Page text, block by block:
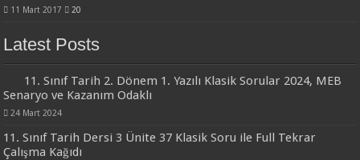
11 Mart 2017 20
Latest Posts
11. Sınıf Tarih 2. Dönem 1. Yazılı Klasik Sorular 2024, MEB
Senaryo ve Kazanım Odaklı
24 Mart 2024
11. Sınıf Tarih Dersi 3 Ünite 37 Klasik Soru ile Full Tekrar
Çalışma Kağıdı